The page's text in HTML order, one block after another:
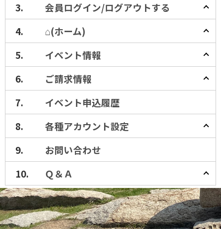
会員ログイン/ログアウトする
⌂(ホーム)
イベント情報
ご請求情報
イベント申込履歴
各種アカウント設定
お問い合わせ
Ｑ＆Ａ